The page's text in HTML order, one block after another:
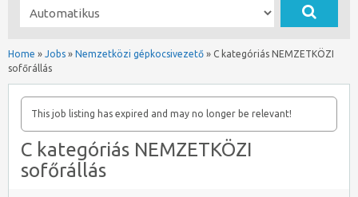
Home » Jobs » Nemzetközi gépkocsivezető » C kategóriás NEMZETKÖZI
sofőrállás
This job listing has expired and may no longer be relevant!
C kategóriás NEMZETKÖZI
sofőrállás